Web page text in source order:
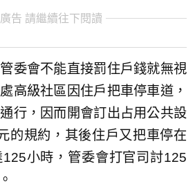
告 請繼續往下閱讀
委會不能直接罰住戶錢就無視
高級社區因住戶把車停車道，
行，因而開會訂出占用公共設
的規約，其後住戶又把車停在
小時，管委會打官司討125